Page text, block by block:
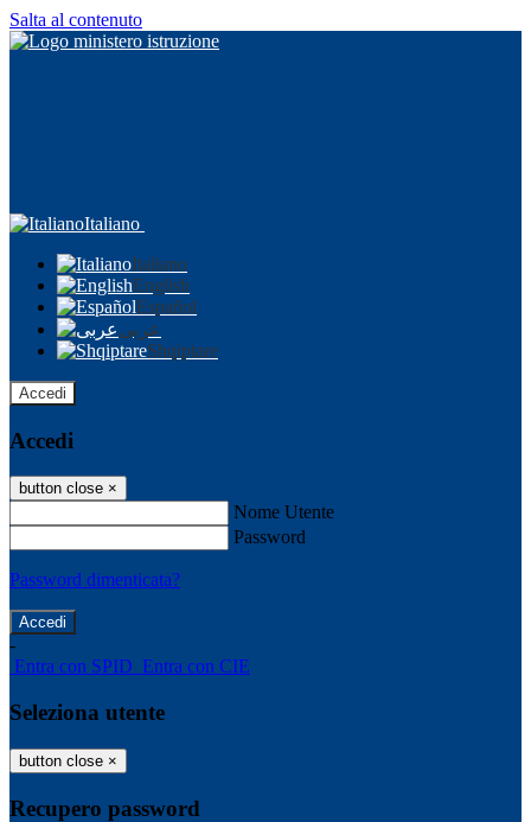
Salta al contenuto
Italiano
Italiano
English
Español
عربى
Shqiptare
Accedi
Accedi
button close ×
Nome Utente
Password
Password dimenticata?
-
Entra con SPID Entra con CIE
Seleziona utente
button close ×
Recupero password